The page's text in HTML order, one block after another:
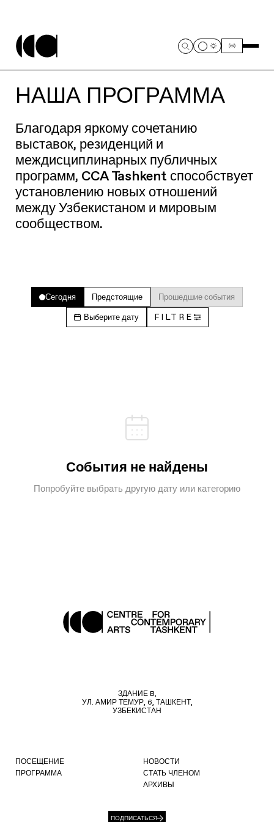
НАША ПРОГРАММА
Благодаря яркому сочетанию
выставок, резиденций и
междисциплинарных публичных
программ, CCA Tashkent способствует
установлению новых отношений
между Узбекистаном и мировым
сообществом.
Сегодня Предстоящие Прошедшие события
Выберите дату FILTRE
События не найдены
Попробуйте выбрать другую дату или категорию
ЗДАНИЕ B,
УЛ. АМИР ТЕМУР, 6, ТАШКЕНТ,
УЗБЕКИСТАН
ПОСЕЩЕНИЕ
ПРОГРАММА
НОВОСТИ
СТАТЬ ЧЛЕНОМ
АРХИВЫ
ПОДПИСАТЬСЯ